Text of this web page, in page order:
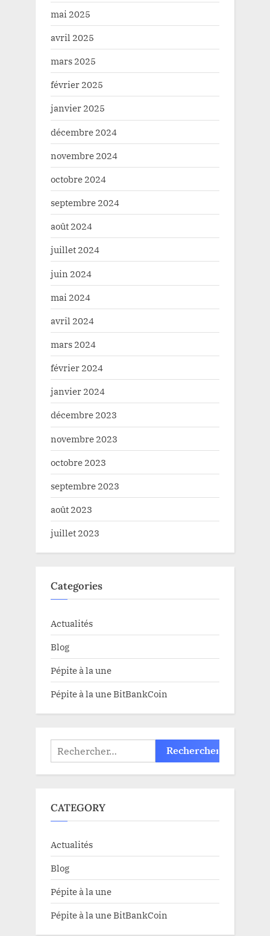
mai 2025
avril 2025
mars 2025
février 2025
janvier 2025
décembre 2024
novembre 2024
octobre 2024
septembre 2024
août 2024
juillet 2024
juin 2024
mai 2024
avril 2024
mars 2024
février 2024
janvier 2024
décembre 2023
novembre 2023
octobre 2023
septembre 2023
août 2023
juillet 2023
Categories
Actualités
Blog
Pépite à la une
Pépite à la une BitBankCoin
Rechercher :
CATEGORY
Actualités
Blog
Pépite à la une
Pépite à la une BitBankCoin